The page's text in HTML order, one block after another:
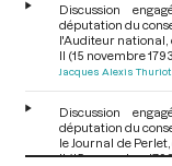
Discussion
députation du
l'Auditeur national,
II (15 novembre
Jacques Alexis Thuriot
Discussion
députation du
le Journal de
II (15 novembre